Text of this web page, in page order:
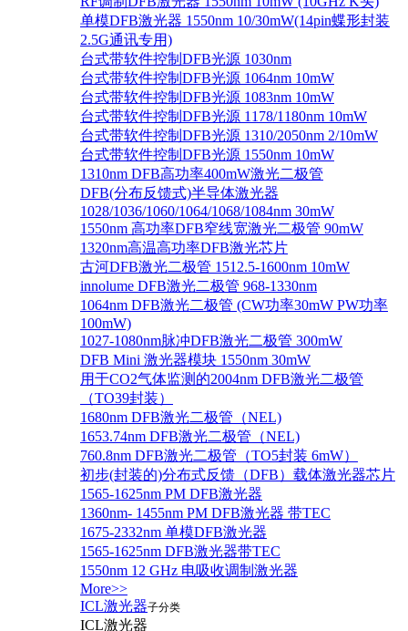
单模DFB激光器 1550nm 10/30mW(14pin蝶形封装
2.5G通讯专用)
台式带软件控制DFB光源 1030nm
台式带软件控制DFB光源 1064nm 10mW
台式带软件控制DFB光源 1083nm 10mW
台式带软件控制DFB光源 1178/1180nm 10mW
台式带软件控制DFB光源 1310/2050nm 2/10mW
台式带软件控制DFB光源 1550nm 10mW
1310nm DFB高功率400mW激光二极管
DFB(分布反馈式)半导体激光器
1028/1036/1060/1064/1068/1084nm 30mW
1550nm 高功率DFB窄线宽激光二极管 90mW
1320nm高温高功率DFB激光芯片
古河DFB激光二极管 1512.5-1600nm 10mW
innolume DFB激光二极管 968-1330nm
1064nm DFB激光二极管 (CW功率30mW PW功率
100mW)
1027-1080nm脉冲DFB激光二极管 300mW
DFB Mini 激光器模块 1550nm 30mW
用于CO2气体监测的2004nm DFB激光二极管
（TO39封装）
1680nm DFB激光二极管（NEL)
1653.74nm DFB激光二极管（NEL)
760.8nm DFB激光二极管（TO5封装 6mW）
初步(封装的)分布式反馈（DFB）载体激光器芯片
1565-1625nm PM DFB激光器
1360nm- 1455nm PM DFB激光器 带TEC
1675-2332nm 单模DFB激光器
1565-1625nm DFB激光器带TEC
1550nm 12 GHz 电吸收调制激光器
More>>
ICL激光器子分类
ICL激光器